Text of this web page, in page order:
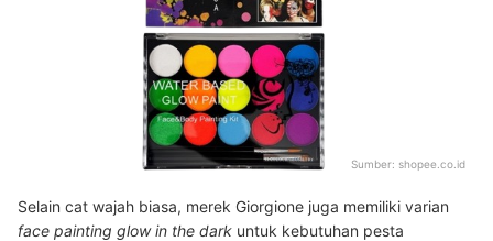
Sumber: shopee.co.id
Selain cat wajah biasa, merek Giorgione juga memiliki varian
face painting glow in the dark untuk kebutuhan pesta